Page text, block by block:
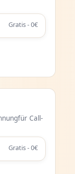
Gratis - 0€
Call-
Gratis - 0€